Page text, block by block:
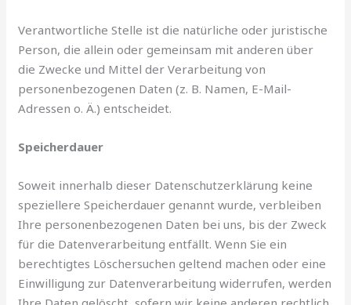
Verantwortliche Stelle ist die natürliche oder juristische
Person, die allein oder gemeinsam mit anderen über
die Zwecke und Mittel der Verarbeitung von
personenbezogenen Daten (z. B. Namen, E-Mail-
Adressen o. Ä.) entscheidet.
Speicherdauer
Soweit innerhalb dieser Datenschutzerklärung keine
speziellere Speicherdauer genannt wurde, verbleiben
Ihre personenbezogenen Daten bei uns, bis der Zweck
für die Datenverarbeitung entfällt. Wenn Sie ein
berechtigtes Löschersuchen geltend machen oder eine
Einwilligung zur Datenverarbeitung widerrufen, werden